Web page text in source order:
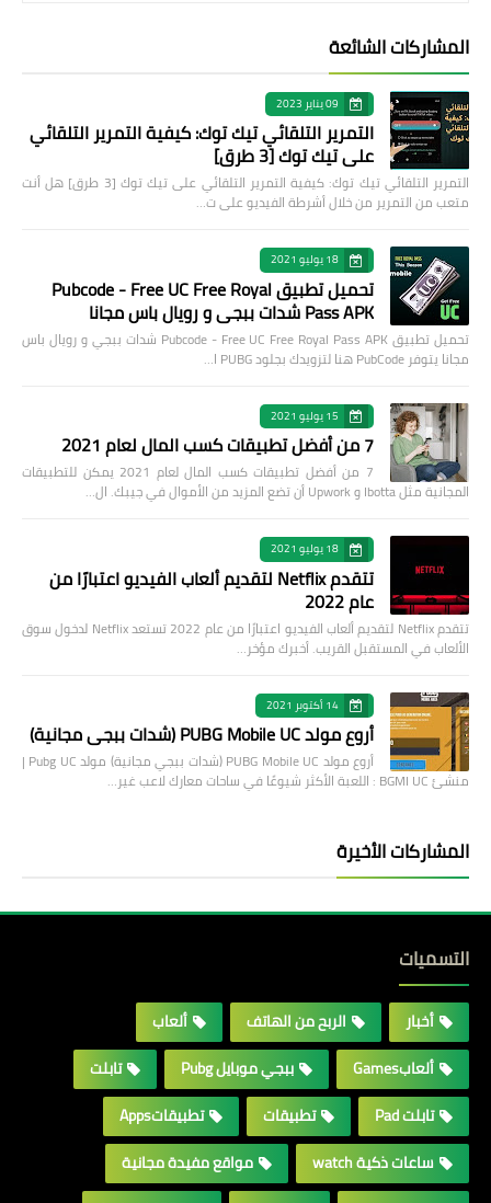
المشاركات الشائعة
09 يناير 2023
التمرير التلقائي تيك توك: كيفية التمرير التلقائي
على تيك توك [3 طرق]
التمرير التلقائي تيك توك: كيفية التمرير التلقائي على تيك توك [3 طرق] هل أنت
متعب من التمرير من خلال أشرطة الفيديو على ت…
18 يوليو 2021
تحميل تطبيق Pubcode - Free UC Free Royal
Pass APK شدات ببجي و رويال باس مجانا
تحميل تطبيق Pubcode - Free UC Free Royal Pass APK شدات ببجي و رويال باس
مجانا يتوفر PubCode هنا لتزويدك بجلود PUBG ا…
15 يوليو 2021
7 من أفضل تطبيقات كسب المال لعام 2021
7 من أفضل تطبيقات كسب المال لعام 2021 يمكن للتطبيقات
المجانية مثل Ibotta و Upwork أن تضع المزيد من الأموال في جيبك. ال…
18 يوليو 2021
تتقدم Netflix لتقديم ألعاب الفيديو اعتبارًا من
عام 2022
تتقدم Netflix لتقديم ألعاب الفيديو اعتبارًا من عام 2022 تستعد Netflix لدخول سوق
الألعاب في المستقبل القريب. أخبرك مؤخر…
14 أكتوبر 2021
أروع مولد PUBG Mobile UC (شدات ببجي مجانية)
أروع مولد PUBG Mobile UC (شدات ببجي مجانية) مولد Pubg UC |
منشئ BGMI UC : اللعبة الأكثر شيوعًا في ساحات معارك لاعب غير…
المشاركات الأخيرة
التسميات
أخبار الربح من الهاتف
ألعاب
ألعابGames
ببجي موبايل Pubg
تابلت
تابلت Pad
تطبيقات
تطبيقاتApps
ساعات ذكية watch
مواقع مفيدة مجانية